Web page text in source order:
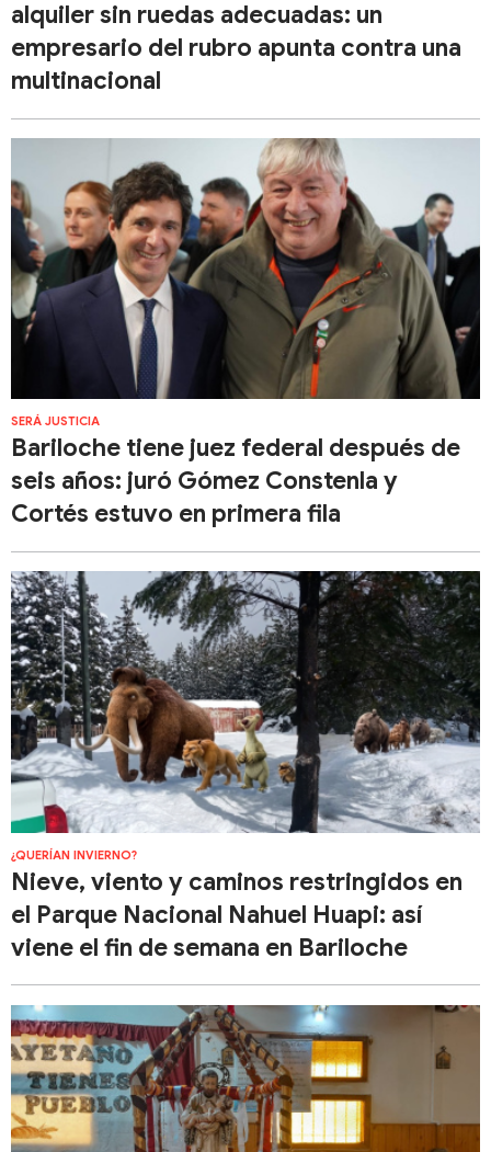
alquiler sin ruedas adecuadas: un
empresario del rubro apunta contra una
multinacional
SERÁ JUSTICIA
Bariloche tiene juez federal después de
seis años: juró Gómez Constenla y
Cortés estuvo en primera fila
¿QUERÍAN INVIERNO?
Nieve, viento y caminos restringidos en
el Parque Nacional Nahuel Huapi: así
viene el fin de semana en Bariloche